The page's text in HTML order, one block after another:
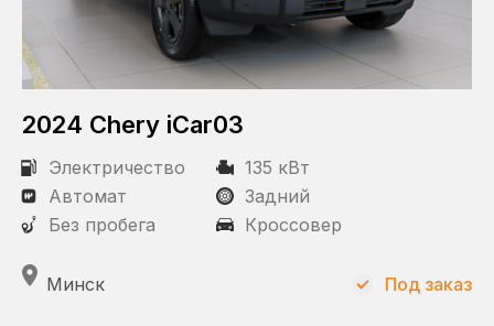
2024 Chery iCar03
Электричество
135 кВт
Автомат
Задний
Без пробега
Кроссовер
Минск Под заказ